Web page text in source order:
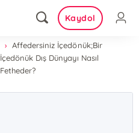
Kaydol
Affedersiniz İçedönük;Bir
İçedönük Dış Dünyayı Nasıl
Fetheder?